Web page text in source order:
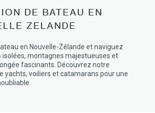
DE BATEAU EN
ZELANDE
en Nouvelle-Zélande et naviguez
isolées, montagnes majestueuses et
fascinants. Découvrez notre
yachts, voiliers et catamarans pour une